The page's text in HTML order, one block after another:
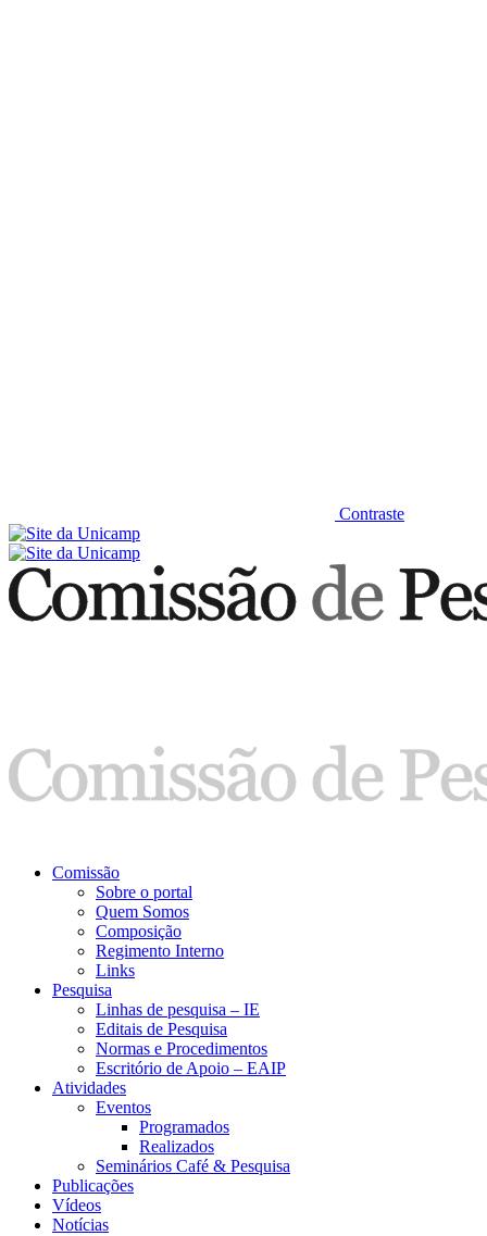
Contraste
Comissão
Sobre o portal
Quem Somos
Composição
Regimento Interno
Links
Pesquisa
Linhas de pesquisa – IE
Editais de Pesquisa
Normas e Procedimentos
Escritório de Apoio – EAIP
Atividades
Eventos
Programados
Realizados
Seminários Café & Pesquisa
Publicações
Vídeos
Notícias